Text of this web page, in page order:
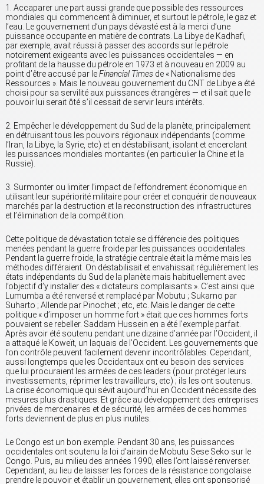
1. Accaparer une part aussi grande que possible des ressources
mondiales qui commencent à diminuer, et surtout le pétrole, le gaz et
l’eau. Le gouvernement d’un pays dévasté est à la merci d’une
puissance occupante en matière de contrats. La Libye de Kadhafi,
par exemple, avait réussi à passer des accords sur le pétrole
notoirement exigeants avec les puissances occidentales — en
profitant de la hausse du pétrole en 1973 et à nouveau en 2009 au
point d’être accusé par leFinancial Times de « Nationalisme des
Ressources ». Mais le nouveau gouvernement du CNT de Libye a été
choisi pour sa servilité aux puissances étrangères — et il sait que le
pouvoir lui serait ôté s’il cessait de servir leurs intérêts.
2. Empêcher le développement du Sud de la planète, principalement
en détruisant tous les pouvoirs régionaux indépendants (comme
l’Iran, la Libye, la Syrie, etc) et en déstabilisant, isolant et encerclant
les puissances mondiales montantes (en particulier la Chine et la
Russie).
3. Surmonter ou limiter l’impact de l’effondrement économique en
utilisant leur supériorité militaire pour créer et conquérir de nouveaux
marchés par la destruction et la reconstruction des infrastructures
et l’élimination de la compétition.
Cette politique de dévastation totale se différencie des politiques
menées pendant la guerre froide par les puissances occidentales.
Pendant la guerre froide, la stratégie centrale était la même mais les
méthodes différaient. On déstabilisait et envahissait régulièrement les
états indépendants du Sud de la planète mais habituellement avec
l’objectif d’y installer des « dictateurs complaisants ». C’est ainsi que
Lumumba a été renversé et remplacé par Mobutu ; Sukarno par
Suharto ; Allende par Pinochet ; etc, etc. Mais le danger de cette
politique « d’imposer un homme fort » était que ces hommes forts
pouvaient se rebeller. Saddam Hussein en a été l’exemple parfait.
Après avoir été soutenu pendant une dizaine d’année par l’Occident, il
a attaqué le Koweït, un laquais de l’Occident. Les gouvernements que
l’on contrôle peuvent facilement devenir incontrôlables. Cependant,
aussi longtemps que les Occidentaux ont eu besoin des services
que lui procuraient les armées de ces leaders (pour protéger leurs
investissements, réprimer les travailleurs, etc) ; ils les ont soutenus.
La crise économique qui sévit aujourd’hui en Occident nécessite des
mesures plus drastiques. Et grâce au développement des entreprises
privées de mercenaires et de sécurité, les armées de ces hommes
forts deviennent de plus en plus inutiles.
Le Congo est un bon exemple. Pendant 30 ans, les puissances
occidentales ont soutenu la loi d’airain de Mobutu Sese Seko sur le
Congo. Puis, au milieu des années 1990, elles l’ont laissé renverser.
Cependant, au lieu de laisser les forces de la résistance congolaise
prendre le pouvoir et établir un gouvernement, elles ont sponsorisé